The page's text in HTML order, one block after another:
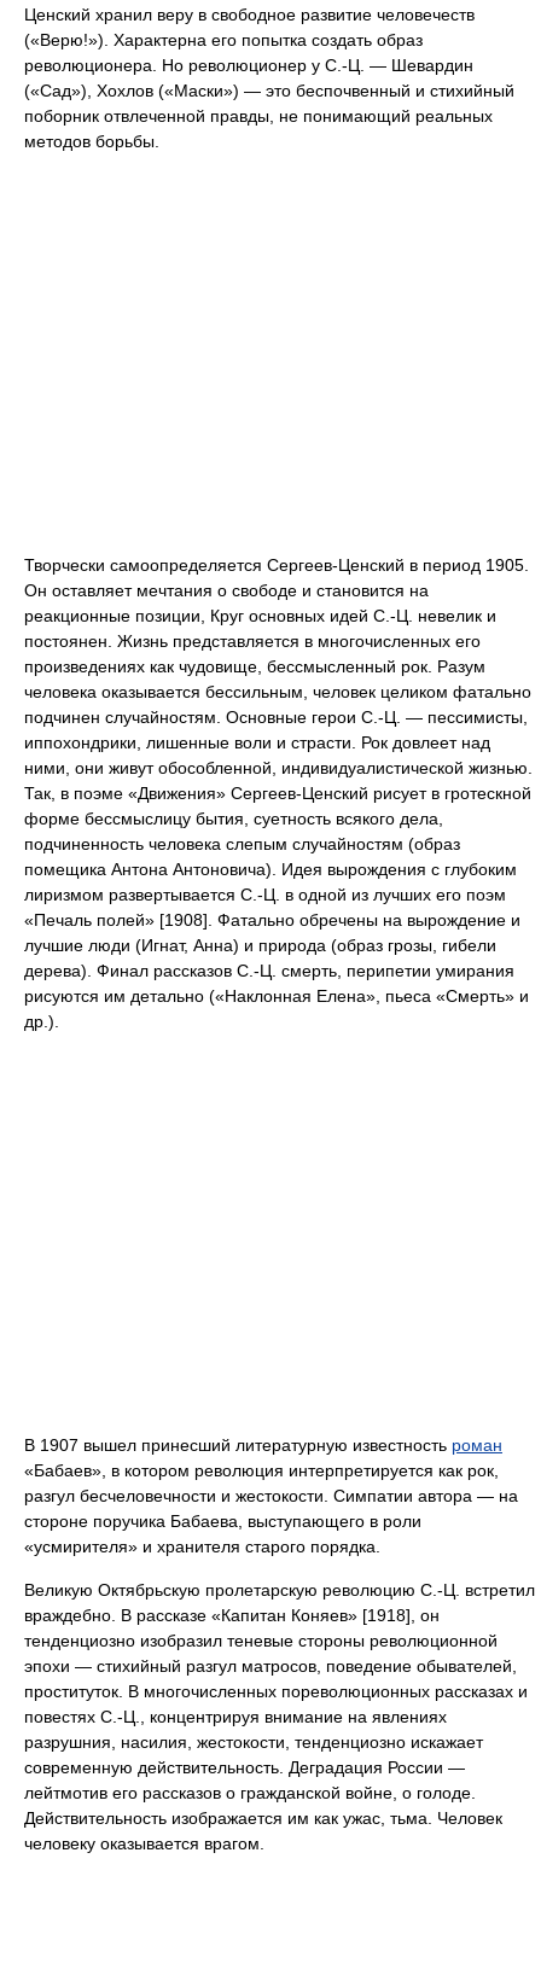
Ценский хранил веру в свободное развитие человечеств
(«Верю!»). Характерна его попытка создать образ
революционера. Но революционер у С.-Ц. — Шевардин
(«Сад»), Хохлов («Маски») — это беспочвенный и стихийный
поборник отвлеченной правды, не понимающий реальных
методов борьбы.
Творчески самоопределяется Сергеев-Ценский в период 1905.
Он оставляет мечтания о свободе и становится на
реакционные позиции, Круг основных идей С.-Ц. невелик и
постоянен. Жизнь представляется в многочисленных его
произведениях как чудовище, бессмысленный рок. Разум
человека оказывается бессильным, человек целиком фатально
подчинен случайностям. Основные герои С.-Ц. — пессимисты,
иппохондрики, лишенные воли и страсти. Рок довлеет над
ними, они живут обособленной, индивидуалистической жизнью.
Так, в поэме «Движения» Сергеев-Ценский рисует в гротескной
форме бессмыслицу бытия, суетность всякого дела,
подчиненность человека слепым случайностям (образ
помещика Антона Антоновича). Идея вырождения с глубоким
лиризмом развертывается С.-Ц. в одной из лучших его поэм
«Печаль полей» [1908]. Фатально обречены на вырождение и
лучшие люди (Игнат, Анна) и природа (образ грозы, гибели
дерева). Финал рассказов С.-Ц. смерть, перипетии умирания
рисуются им детально («Наклонная Елена», пьеса «Смерть» и
др.).
В 1907 вышел принесший литературную известность роман
«Бабаев», в котором революция интерпретируется как рок,
разгул бесчеловечности и жестокости. Симпатии автора — на
стороне поручика Бабаева, выступающего в роли
«усмирителя» и хранителя старого порядка.
Великую Октябрьскую пролетарскую революцию С.-Ц. встретил
враждебно. В рассказе «Капитан Коняев» [1918], он
тенденциозно изобразил теневые стороны революционной
эпохи — стихийный разгул матросов, поведение обывателей,
проституток. В многочисленных пореволюционных рассказах и
повестях С.-Ц., концентрируя внимание на явлениях
разрушния, насилия, жестокости, тенденциозно искажает
современную действительность. Деградация России —
лейтмотив его рассказов о гражданской войне, о голоде.
Действительность изображается им как ужас, тьма. Человек
человеку оказывается врагом.